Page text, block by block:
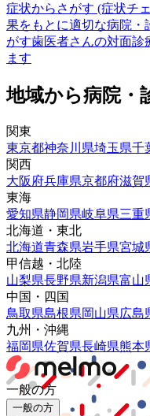
症状からさがす (症状チ
果をもとに適切な病院・
がす歯医者さんの対面診
ます
地域から病院・
関東
東京都神奈川県埼玉県千
関西
大阪府兵庫県京都府滋賀
東海
愛知県静岡県岐阜県三重
北海道・東北
北海道青森県岩手県宮城
甲信越・北陸
山梨県長野県新潟県富山
中国・四国
鳥取県島根県岡山県広島
九州・沖縄
福岡県佐賀県長崎県熊本
一般の方
一般の方